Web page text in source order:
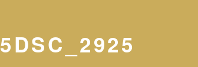
5DSC_2925